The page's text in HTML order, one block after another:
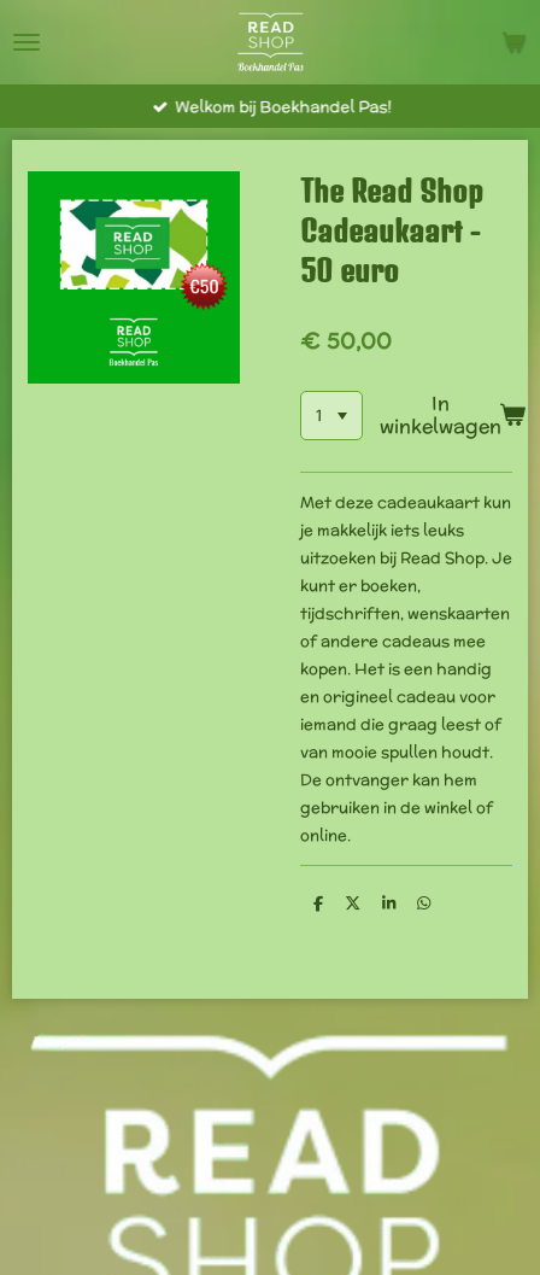
direct
naar
hoofdinhoud
Welkom bij Boekhandel Pas!
The Read Shop
Cadeaukaart -
50 euro
€ 50,00
In
winkelwagen
Met deze cadeaukaart kun
je makkelijk iets leuks
uitzoeken bij Read Shop. Je
kunt er boeken,
tijdschriften, wenskaarten
of andere cadeaus mee
kopen. Het is een handig
en origineel cadeau voor
iemand die graag leest of
van mooie spullen houdt.
De ontvanger kan hem
gebruiken in de winkel of
online.
D
D
S
D